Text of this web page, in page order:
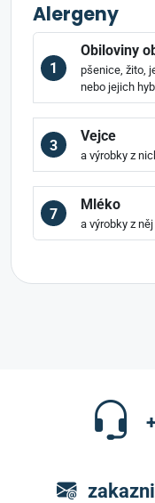
Alergeny
1
Obiloviny
pšenice, žito,
nebo jejich
3
Vejce
a výrobky z
7
Mléko
a výrobky z něj